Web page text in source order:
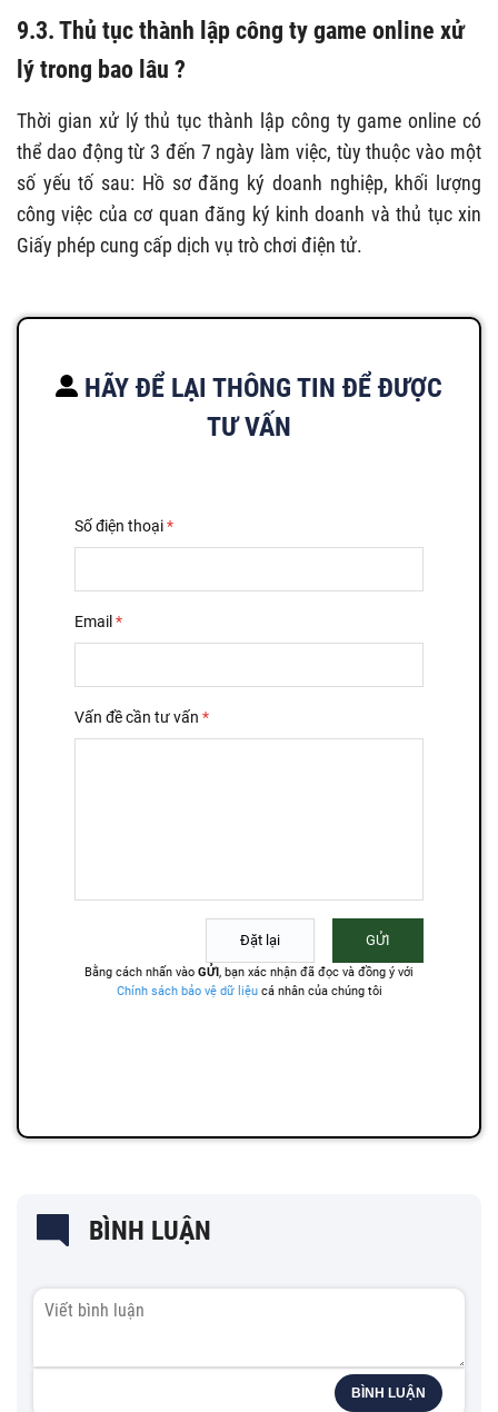
9.3. Thủ tục thành lập công ty game online xử
lý trong bao lâu ?
Thời gian xử lý thủ tục thành lập công ty game online có
thể dao động từ 3 đến 7 ngày làm việc, tùy thuộc vào một
số yếu tố sau: Hồ sơ đăng ký doanh nghiệp, khối lượng
công việc của cơ quan đăng ký kinh doanh và thủ tục xin
Giấy phép cung cấp dịch vụ trò chơi điện tử.
HÃY ĐỂ LẠI THÔNG TIN ĐỂ ĐƯỢC
TƯ VẤN
BÌNH LUẬN
BÌNH LUẬN